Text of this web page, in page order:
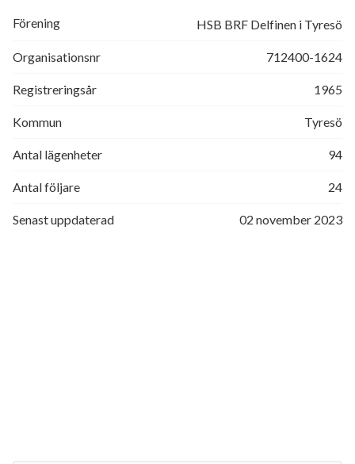
Förening HSB BRF Delfinen i Tyresö
Organisationsnr 712400-1624
Registreringsår 1965
Kommun Tyresö
Antal lägenheter 94
Antal följare 24
Senast uppdaterad 02 november 2023